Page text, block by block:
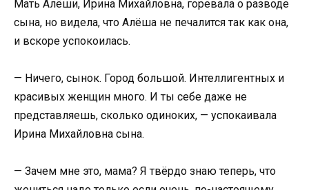
Мать Алёши, Ирина Михайловна, горевала о разводе
сына, но видела, что Алёша не печалится так как она,
и вскоре успокоилась.
— Ничего, сынок. Город большой. Интеллигентных и
красивых женщин много. И ты себе даже не
представляешь, сколько одиноких, — успокаивала
Ирина Михайловна сына.
— Зачем мне это, мама? Я твёрдо знаю теперь, что